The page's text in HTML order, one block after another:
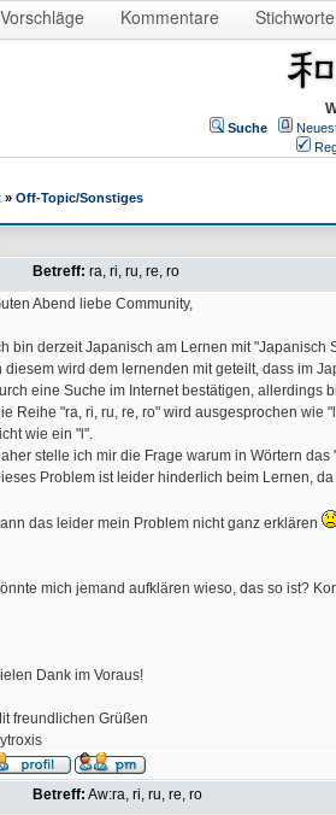
Vorschläge Kommentare Stichworte
Suche
» Off-Topic/Sonstiges
Betreff: ra, ri, ru, re, ro
Abend liebe Community,
bin derzeit Japanisch am Lernen mit "Japanisch
diesem wird dem lernenden mit geteilt, dass im
eine Suche im Internet bestätigen, allerdings
Reihe "ra, ri, ru, re, ro" wird ausgesprochen wie
wie ein "l".
stelle ich mir die Frage warum in Wörtern
Problem ist leider hinderlich beim Lernen,
das leider mein Problem nicht ganz erklären
mich jemand aufklären wieso, das so ist?
Dank im Voraus!
freundlichen Grüßen
Betreff: Aw:ra, ri, ru, re, ro